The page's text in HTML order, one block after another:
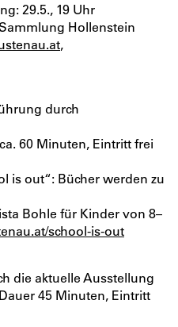
29.5., 19 Uhr
Hollenstein
,
durch
60 Minuten, Eintritt frei
is out“: Bücher werden zu
Bohle für Kinder von 8–
school-is-out
die aktuelle Ausstellung
45 Minuten, Eintritt